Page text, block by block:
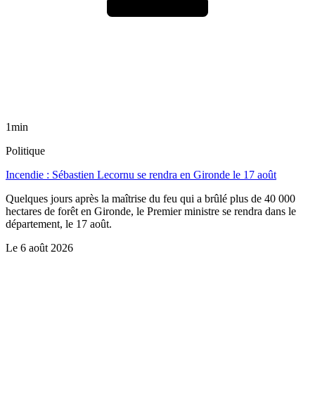
1min
Politique
Incendie : Sébastien Lecornu se rendra en Gironde le 17 août
Quelques jours après la maîtrise du feu qui a brûlé plus de 40 000
hectares de forêt en Gironde, le Premier ministre se rendra dans le
département, le 17 août.
Le 6 août 2026